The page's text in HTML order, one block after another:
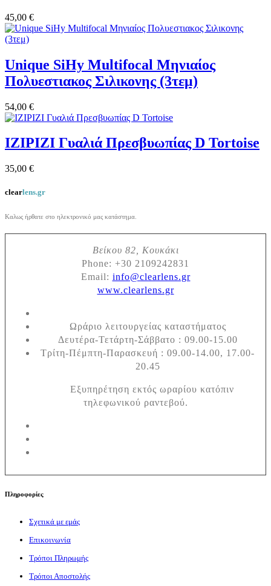
45,00 €
Unique SiHy Multifocal Μηνιαίος
Πολυεστιακος Σιλικονης (3τεμ)
54,00 €
IZIPIZI Γυαλιά Πρεσβυωπίας D Tortoise
35,00 €
clearlens.gr
Καλως ήρθατε στο ηλεκτρονικό μας κατάστημα.
Βείκου 82, Κουκάκι
Phone: +30 2109242831
Email: info@clearlens.gr
www.clearlens.gr
Ωράριο λειτουργείας καταστήματος
Δευτέρα-Τετάρτη-Σάββατο : 09.00-15.00
Τρίτη-Πέμπτη-Παρασκευή : 09.00-14.00, 17.00-
20.45
Εξυπηρέτηση εκτός ωραρίου κατόπιν
τηλεφωνικού ραντεβού.
Πληροφορίες
Σχετικά με εμάς
Επικοινωνία
Τρόποι Πληρωμής
Τρόποι Αποστολής